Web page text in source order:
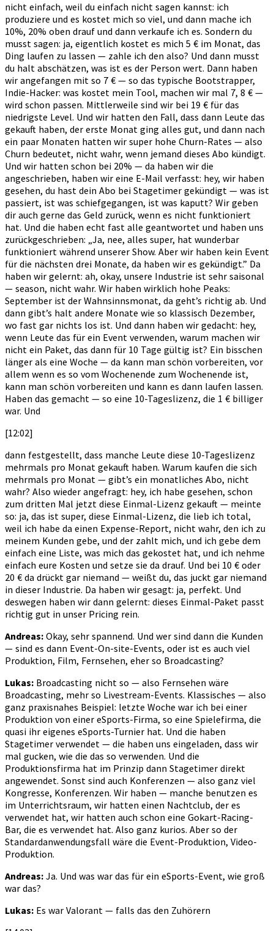
nicht einfach, weil du einfach nicht sagen kannst: ich
produziere und es kostet mich so viel, und dann mache ich
10%, 20% oben drauf und dann verkaufe ich es. Sondern du
musst sagen: ja, eigentlich kostet es mich 5 € im Monat, das
Ding laufen zu lassen — zahle ich den also? Und dann musst
du halt abschätzen, was ist es der Person wert. Dann haben
wir angefangen mit so 7 € — so das typische Bootstrapper,
Indie-Hacker: was kostet mein Tool, machen wir mal 7, 8 € —
wird schon passen. Mittlerweile sind wir bei 19 € für das
niedrigste Level. Und wir hatten den Fall, dass dann Leute das
gekauft haben, der erste Monat ging alles gut, und dann nach
ein paar Monaten hatten wir super hohe Churn-Rates — also
Churn bedeutet, nicht wahr, wenn jemand dieses Abo kündigt.
Und wir hatten schon bei 20% — da haben wir die
angeschrieben, haben wir eine E-Mail verfasst: hey, wir haben
gesehen, du hast dein Abo bei Stagetimer gekündigt — was ist
passiert, ist was schiefgegangen, ist was kaputt? Wir geben
dir auch gerne das Geld zurück, wenn es nicht funktioniert
hat. Und die haben echt fast alle geantwortet und haben uns
zurückgeschrieben: „Ja, nee, alles super, hat wunderbar
funktioniert während unserer Show. Aber wir haben kein Event
für die nächsten drei Monate, da haben wir es gekündigt.” Da
haben wir gelernt: ah, okay, unsere Industrie ist sehr saisonal
— season, nicht wahr. Wir haben wirklich hohe Peaks:
September ist der Wahnsinnsmonat, da geht’s richtig ab. Und
dann gibt’s halt andere Monate wie so klassisch Dezember,
wo fast gar nichts los ist. Und dann haben wir gedacht: hey,
wenn Leute das für ein Event verwenden, warum machen wir
nicht ein Paket, das dann für 10 Tage gültig ist? Ein bisschen
länger als eine Woche — da kann man schön vorbereiten, vor
allem wenn es so vom Wochenende zum Wochenende ist,
kann man schön vorbereiten und kann es dann laufen lassen.
Haben das gemacht — so eine 10-Tageslizenz, die 1 € billiger
war. Und
[12:02]
dann festgestellt, dass manche Leute diese 10-Tageslizenz
mehrmals pro Monat gekauft haben. Warum kaufen die sich
mehrmals pro Monat — gibt’s ein monatliches Abo, nicht
wahr? Also wieder angefragt: hey, ich habe gesehen, schon
zum dritten Mal jetzt diese Einmal-Lizenz gekauft — meinte
so: ja, das ist super, diese Einmal-Lizenz, die lieb ich total,
weil ich habe da einen Expense-Report, nicht wahr, den ich zu
meinem Kunden gebe, und der zahlt mich, und ich gebe dem
einfach eine Liste, was mich das gekostet hat, und ich nehme
einfach eure Kosten und setze sie da drauf. Und bei 10 € oder
20 € da drückt gar niemand — weißt du, das juckt gar niemand
in dieser Industrie. Da haben wir gesagt: ja, perfekt. Und
deswegen haben wir dann gelernt: dieses Einmal-Paket passt
richtig gut in unser Pricing rein.
Andreas: Okay, sehr spannend. Und wer sind dann die Kunden
— sind es dann Event-On-site-Events, oder ist es auch viel
Produktion, Film, Fernsehen, eher so Broadcasting?
Lukas: Broadcasting nicht so — also Fernsehen wäre
Broadcasting, mehr so Livestream-Events. Klassisches — also
ganz praxisnahes Beispiel: letzte Woche war ich bei einer
Produktion von einer eSports-Firma, so eine Spielefirma, die
quasi ihr eigenes eSports-Turnier hat. Und die haben
Stagetimer verwendet — die haben uns eingeladen, dass wir
mal gucken, wie die das so verwenden. Und die
Produktionsfirma hat im Prinzip dann Stagetimer direkt
angewendet. Sonst sind auch Konferenzen — also ganz viel
Kongresse, Konferenzen. Wir haben — manche benutzen es
im Unterrichtsraum, wir hatten einen Nachtclub, der es
verwendet hat, wir hatten auch schon eine Gokart-Racing-
Bar, die es verwendet hat. Also ganz kurios. Aber so der
Standardanwendungsfall wäre die Event-Produktion, Video-
Produktion.
Andreas: Ja. Und was war das für ein eSports-Event, wie groß
war das?
Lukas: Es war Valorant — falls das den Zuhörern